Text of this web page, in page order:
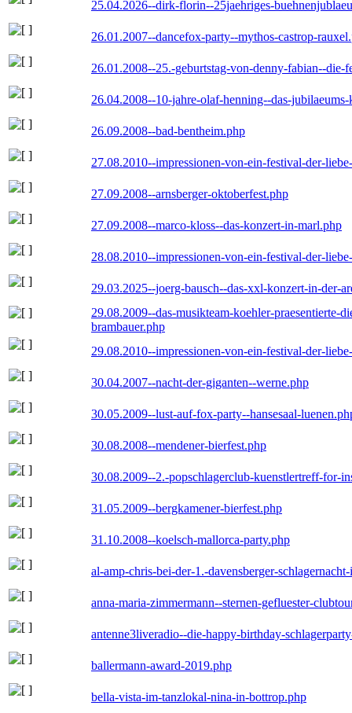
25.04.2026--dirk-florin--25jaehriges-
26.01.2007--dancefox-party--mythos-castrop-
26.01.2008--25.-geburtstag-von-denny-fabian--die-
26.04.2008--10-jahre-olaf-henning--das-
26.09.2008--bad-bentheim.php
27.08.2010--impressionen-von-ein-festival-der-
27.09.2008--arnsberger-oktoberfest.php
27.09.2008--marco-kloss--das-konzert-in-marl.php
28.08.2010--impressionen-von-ein-festival-der-
29.03.2025--joerg-bausch--das-xxl-konzert-in-der-
29.08.2009--das-musikteam-koehler-praesentierte-
brambauer.php
29.08.2010--impressionen-von-ein-festival-der-
30.04.2007--nacht-der-giganten--werne.php
30.05.2009--lust-auf-fox-party--hansesaal-
30.08.2008--mendener-bierfest.php
30.08.2009--2.-popschlagerclub-kuenstlertreff-for-
31.05.2009--bergkamener-bierfest.php
31.10.2008--koelsch-mallorca-party.php
al-amp-chris-bei-der-1.-davensberger-
anna-maria-zimmermann--sternen-gefluester-
antenne3liveradio--die-happy-birthday-
ballermann-award-2019.php
bella-vista-im-tanzlokal-nina-in-bottrop.php